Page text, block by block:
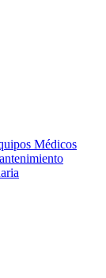
Médicos